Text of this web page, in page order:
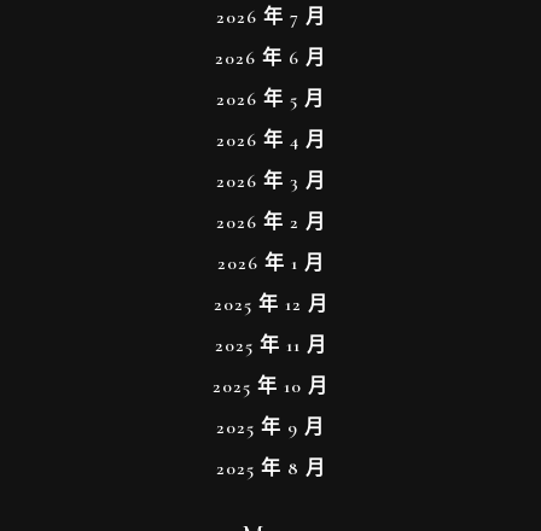
2026 年 7 月
2026 年 6 月
2026 年 5 月
2026 年 4 月
2026 年 3 月
2026 年 2 月
2026 年 1 月
2025 年 12 月
2025 年 11 月
2025 年 10 月
2025 年 9 月
2025 年 8 月